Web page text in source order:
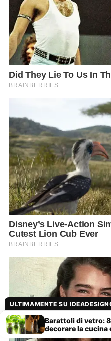
ULTIMAMENTE SU
Barattoli di vetro:
decorare la cucina